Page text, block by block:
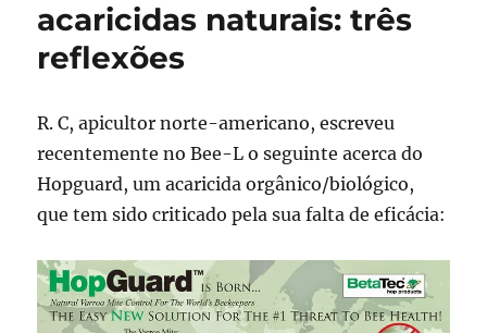
acaricidas naturais: três
reflexões
R. C, apicultor norte-americano, escreveu
recentemente no Bee-L o seguinte acerca do
Hopguard, um acaricida orgânico/biológico,
que tem sido criticado pela sua falta de eficácia: